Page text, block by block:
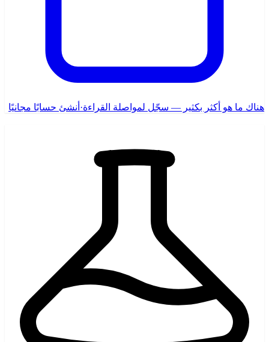
هناك ما هو أكثر بكثير — سجّل لمواصلة القراءة· أنشئ حسابًا مجانيًا